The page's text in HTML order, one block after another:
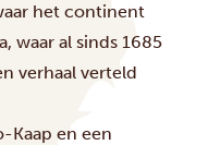
het continent
waar al sinds 1685
verhaal verteld
Kaap en een